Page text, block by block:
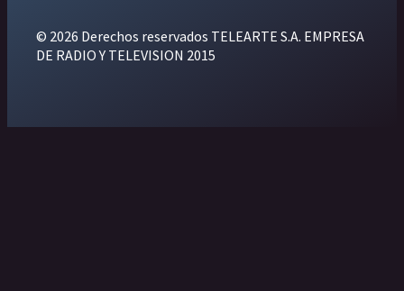
© 2026 Derechos reservados TELEARTE S.A. EMPRESA
DE RADIO Y TELEVISION 2015